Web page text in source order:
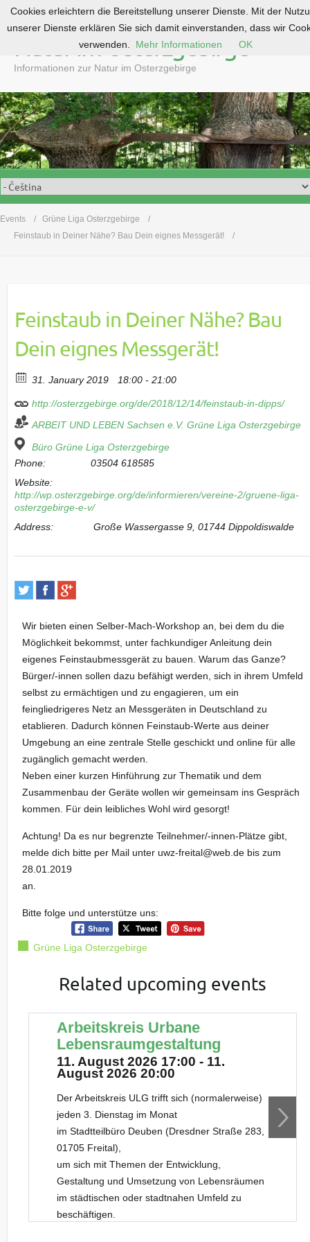
o
c
o
n
t
e
n
Natur im Osterzgebirge
Informationen zur Natur im Osterzgebirge
Events
Grüne Liga Osterzgebirge
Feinstaub in Deiner Nähe? Bau Dein eignes Messgerät!
Feinstaub in Deiner Nähe? Bau
Dein eignes Messgerät!
31. January 2019 18:00 - 21:00
http://osterzgebirge.org/de/2018/12/14/feinstaub-in-dipps/
ARBEIT UND LEBEN Sachsen e.V. Grüne Liga Osterzgebirge
Büro Grüne Liga Osterzgebirge
Phone:
03504 618585
Website:
http://wp.osterzgebirge.org/de/informieren/vereine-2/gruene-liga-
osterzgebirge-e-v/
Address:
Große Wassergasse 9, 01744 Dippoldiswalde
Wir bieten einen Selber-Mach-Workshop an, bei dem du die
Möglichkeit bekommst, unter fachkundiger Anleitung dein
eigenes Feinstaubmessgerät zu bauen. Warum das Ganze?
Bürger/-innen sollen dazu befähigt werden, sich in ihrem Umfeld
selbst zu ermächtigen und zu engagieren, um ein
feingliedrigeres Netz an Messgeräten in Deutschland zu
etablieren. Dadurch können Feinstaub-Werte aus deiner
Umgebung an eine zentrale Stelle geschickt und online für alle
zugänglich gemacht werden.
Neben einer kurzen Hinführung zur Thematik und dem
Zusammenbau der Geräte wollen wir gemeinsam ins Gespräch
kommen. Für dein leibliches Wohl wird gesorgt!
Achtung! Da es nur begrenzte Teilnehmer/-innen-Plätze gibt,
melde dich bitte per Mail unter uwz-freital@web.de bis zum
28.01.2019
an.
Bitte folge und unterstütze uns:
Grüne Liga Osterzgebirge
Related upcoming events
Arbeitskreis Urbane
Lebensraumgestaltung
11. August 2026 17:00 - 11.
August 2026 20:00
Der Arbeitskreis ULG trifft sich (normalerweise)
jeden 3. Dienstag im Monat
im Stadtteilbüro Deuben (Dresdner Straße 283,
01705 Freital),
um sich mit Themen der Entwicklung,
Gestaltung und Umsetzung von Lebensräumen
im städtischen oder stadtnahen Umfeld zu
beschäftigen.
Cookies erleichtern die Bereitstellung unserer Dienste. Mit der
unserer Dienste erklären Sie sich damit einverstanden, dass wir
verwenden.
Mehr Informationen OK